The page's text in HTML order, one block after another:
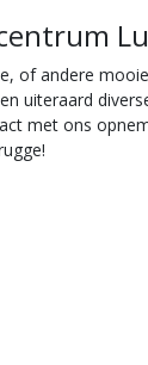
of andere
uiteraard
met ons